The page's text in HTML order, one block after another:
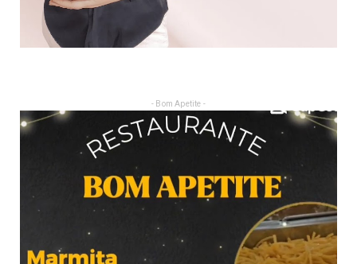
- Bom Apetite -